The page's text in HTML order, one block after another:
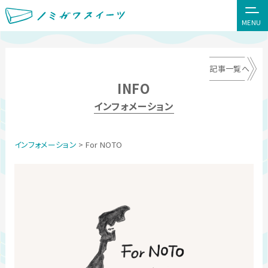
MENU
INFO
インフォメーション
記事一覧へ
インフォメーション > For NOTO